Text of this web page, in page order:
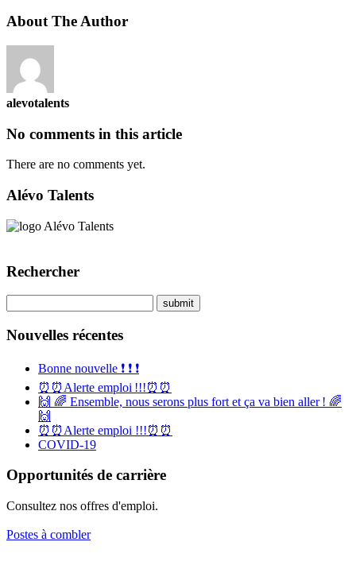
About The Author
alevotalents
No comments in this article
There are no comments yet.
Alévo Talents
Rechercher
Nouvelles récentes
Bonne nouvelle ❗️ ❗️ ❗️
⏰⏰Alerte emploi !!!⏰⏰
🙌 🌈 Ensemble, nous serons plus fort et ça va bien aller ! 🌈
🙌
⏰⏰Alerte emploi !!!⏰⏰
COVID-19
Opportunités de carrière
Consultez nos offres d'emploi.
Postes à combler